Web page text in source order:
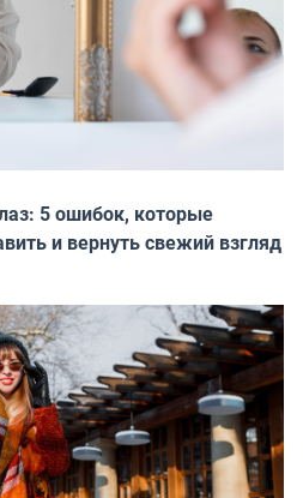
5 ошибок, которые
и вернуть свежий взгляд